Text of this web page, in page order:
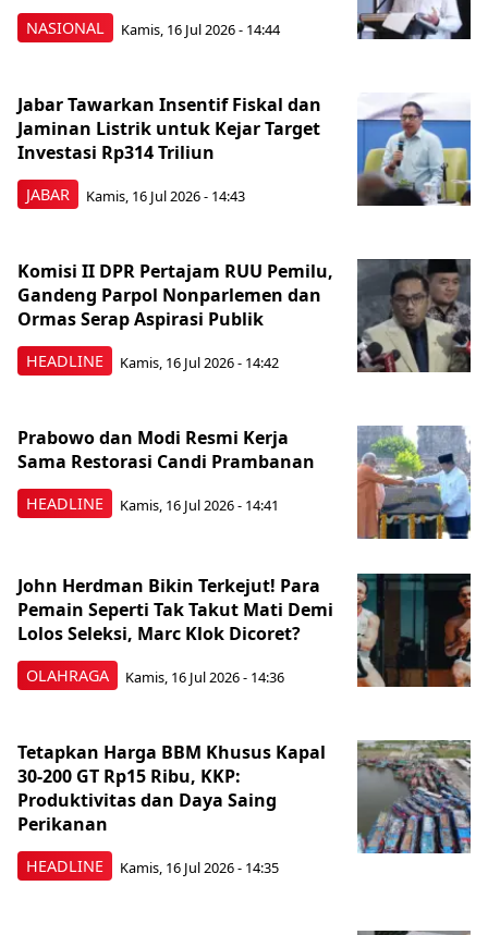
NASIONAL Kamis, 16 Jul 2026 - 14:44
JABAR
Jabar Tawarkan Insentif Fiskal dan
Jaminan Listrik untuk Kejar Target
Investasi Rp314 Triliun
Kamis, 16 Jul 2026 - 14:43
HEADLINE
Komisi II DPR Pertajam RUU Pemilu,
Gandeng Parpol Nonparlemen dan
Ormas Serap Aspirasi Publik
Kamis, 16 Jul 2026 - 14:42
HEADLINE
Prabowo dan Modi Resmi Kerja
Sama Restorasi Candi Prambanan
Kamis, 16 Jul 2026 - 14:41
OLAHRAGA
John Herdman Bikin Terkejut! Para
Pemain Seperti Tak Takut Mati Demi
Lolos Seleksi, Marc Klok Dicoret?
Kamis, 16 Jul 2026 - 14:36
HEADLINE
Tetapkan Harga BBM Khusus Kapal
30-200 GT Rp15 Ribu, KKP:
Produktivitas dan Daya Saing
Perikanan
Kamis, 16 Jul 2026 - 14:35